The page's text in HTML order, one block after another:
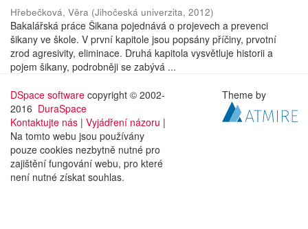
Hřebečková, Věra (Jihočeská univerzita, 2012)
Bakalářská práce Šikana pojednává o projevech a prevenci
šikany ve škole. V první kapitole jsou popsány příčiny, prvotní
zrod agresivity, eliminace. Druhá kapitola vysvětluje historii a
pojem šikany, podrobněji se zabývá ...
DSpace software copyright © 2002-
2016 DuraSpace
Kontaktujte nás | Vyjádření názoru |
Na tomto webu jsou používány
pouze cookies nezbytně nutné pro
zajištění fungování webu, pro které
není nutné získat souhlas.
Theme by